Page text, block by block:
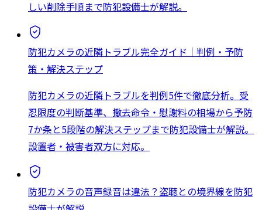
しい削除手順まで防犯設備士が解説。
防犯カメラの近隣トラブル完全ガイド｜判例・予防
策・解決ステップ
防犯カメラの近隣トラブルを判例5件で徹底分析。受
忍限度の判断基準、撤去命令・慰謝料の相場から予防
7か条と5段階の解決ステップまで防犯設備士が解説。
設置者・被害者双方に対応。
防犯カメラの音声録音は違法？盗聴との境界線を防犯